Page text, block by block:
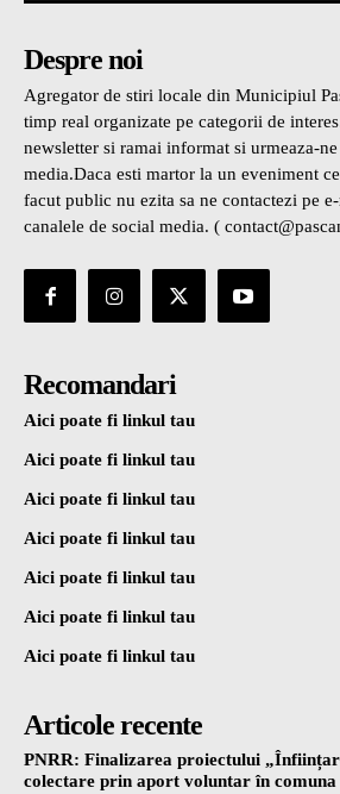
Despre noi
Agregator de stiri locale din Municipiul
timp real organizate pe categorii de
newsletter si ramai informat si urmeaza-
media.Daca esti martor la un eveniment
facut public nu ezita sa ne contactezi pe
canalele de social media. (
Recomandari
Aici poate fi linkul tau
Aici poate fi linkul tau
Aici poate fi linkul tau
Aici poate fi linkul tau
Aici poate fi linkul tau
Aici poate fi linkul tau
Aici poate fi linkul tau
Articole recente
PNRR: Finalizarea proiectului
colectare prin aport voluntar în comuna